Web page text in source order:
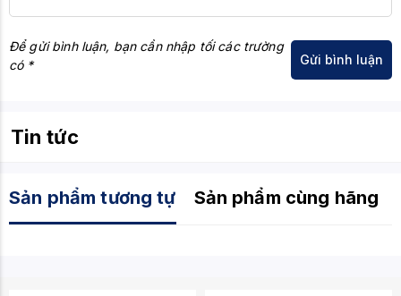
Để gửi bình luận, bạn cần nhập tối các trường
có *
Tin tức
Sản phẩm tương tự Sản phẩm cùng hãng